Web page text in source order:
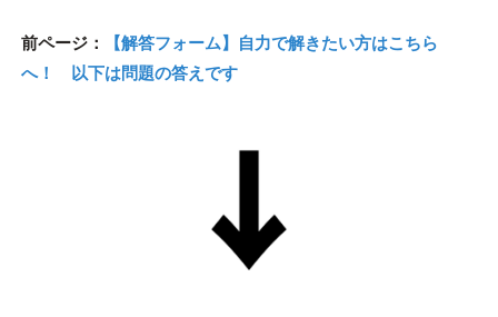
前ページ：
【解答フォーム】自力で解きたい方はこちら
へ！ 以下は問題の答えです